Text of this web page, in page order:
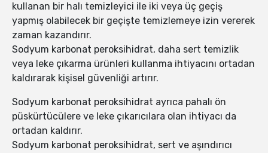
kullanan bir halı temizleyici ile iki veya üç geçiş
yapmış olabilecek bir geçişte temizlemeye izin vererek
zaman kazandırır.
Sodyum karbonat peroksihidrat, daha sert temizlik
veya leke çıkarma ürünleri kullanma ihtiyacını ortadan
kaldırarak kişisel güvenliği artırır.
Sodyum karbonat peroksihidrat ayrıca pahalı ön
püskürtücülere ve leke çıkarıcılara olan ihtiyacı da
ortadan kaldırır.
Sodyum karbonat peroksihidrat, sert ve aşındırıcı